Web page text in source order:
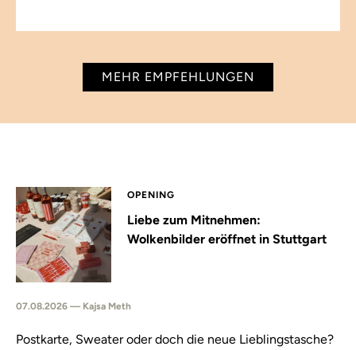
MEHR EMPFEHLUNGEN
OPENING
Liebe zum Mitnehmen:
Wolkenbilder eröffnet in Stuttgart
07.08.2026 — Kajsa Meth
Postkarte, Sweater oder doch die neue Lieblingstasche?